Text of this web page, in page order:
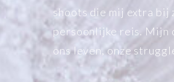
shoots die mij extra bij
persoonlijke reis. Mijn
ons leven, onze